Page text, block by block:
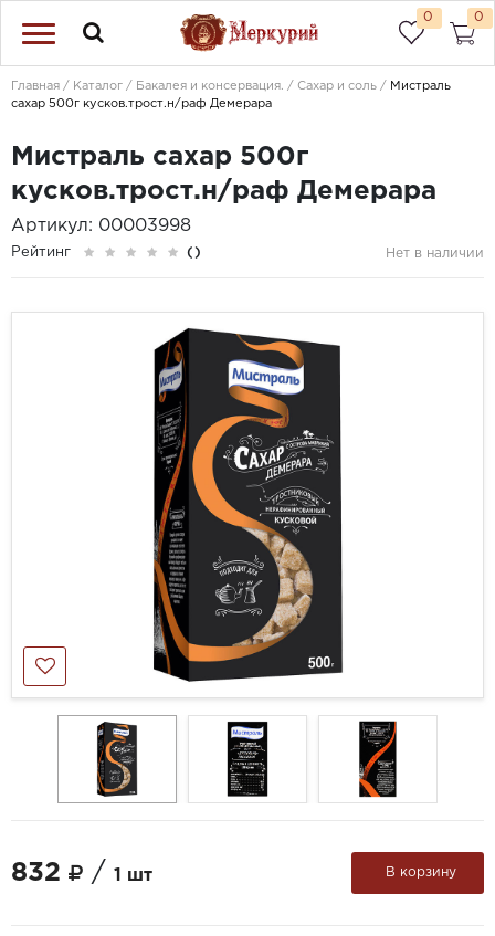
0 0
Главная Каталог Бакалея и консервация. Сахар и соль
Мистраль
сахар 500г кусков.трост.н/раф Демерара
Мистраль сахар 500г
кусков.трост.н/раф Демерара
Артикул: 00003998
Рейтинг () Нет в наличии
832 / 1 шт В корзину